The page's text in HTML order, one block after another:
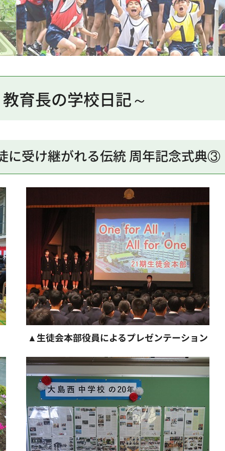
育長の学校日記～
受け継がれる伝統 周年記念式典③
▲生徒会本部役員によるプレゼンテーション